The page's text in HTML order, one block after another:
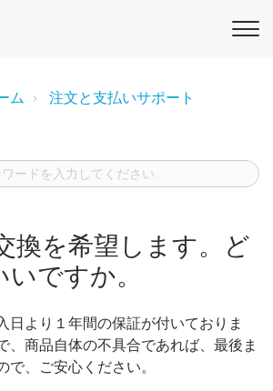
ム
注文と支払いサポート
換を希望します。ど
ですか。
日より１年間の保証が付いておりま
、商品自体の不具合であれば、最後ま
で、ご安心ください。